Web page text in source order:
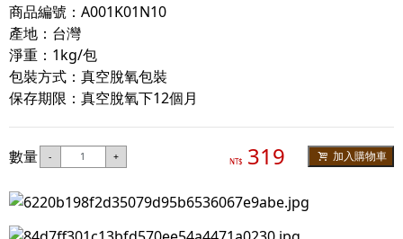
商品編號：A001K01N10
產地：台灣
淨重：1kg/包
包裝方式：真空脫氧包裝
保存期限：真空脫氧下12個月
數量 - + NT$ 319 加入購物車